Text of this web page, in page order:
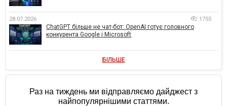
28.07.2026 1755
ChatGPT більше не чат-бот: OpenAI готує головного
конкурента Google і Microsoft
БІЛЬШЕ
Раз на тиждень ми відправляємо дайджест з
найпопулярнішими статтями.